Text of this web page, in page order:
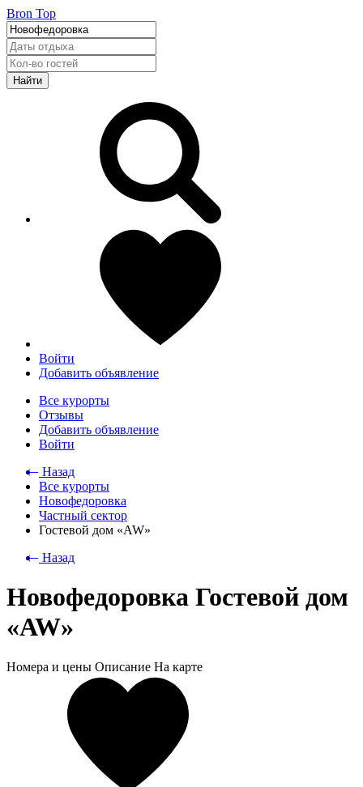
Bron Top
Найти
Войти
Добавить объявление
Все курорты
Отзывы
Добавить объявление
Войти
⃪ Назад
Все курорты
Новофедоровка
Частный сектор
Гостевой дом «AW»
⃪ Назад
Новофедоровка Гостевой дом
«AW»
Номера и цены Описание На карте